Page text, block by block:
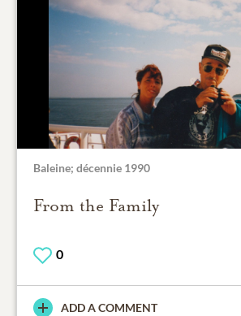
Baleine; décennie 1990
From the Family
0
ADD A COMMENT